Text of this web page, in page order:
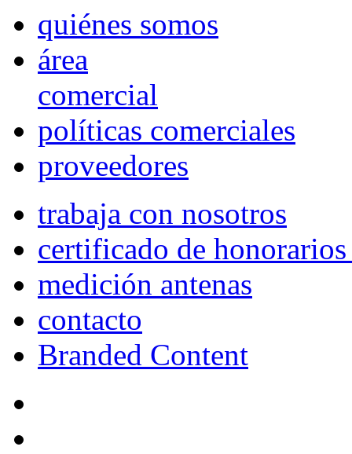
quiénes somos
área
comercial
políticas comerciales
proveedores
trabaja con nosotros
certificado de
medición antenas
contacto
Branded Content